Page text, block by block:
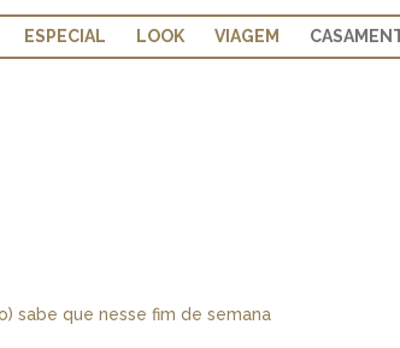
ESPECIAL LOOK VIAGEM
sabe que nesse fim de semana